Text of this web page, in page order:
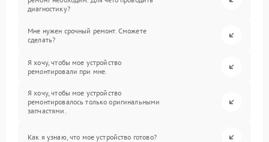
диагностику?
Мне нужен срочный ремонт. Сможете
сделать?
Я хочу, чтобы мое устройство
ремонтировали при мне.
Я хочу, чтобы мое устройство
ремонтировалось только оригинальными
запчастями.
Как я узнаю, что мое устройство готово?